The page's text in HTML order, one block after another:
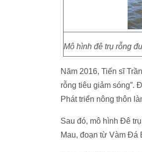
Mô hình đê trụ rỗng
Năm 2016, Tiến sĩ
rỗng tiêu giảm sóng”.
Phát triển nông thôn
Sau đó, mô hình Đê
Mau, đoạn từ Vàm Đá